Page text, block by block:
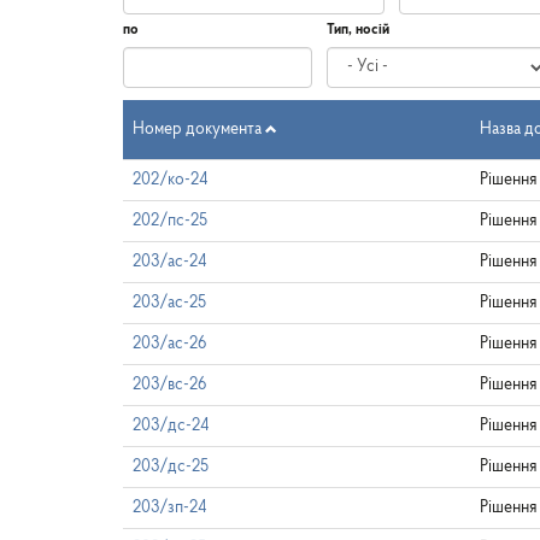
по
Дата
по
Тип, носій
Номер документа Назва
202/ко-24 Рішення
202/пс-25 Рішення
203/ас-24 Рішення
203/ас-25 Рішення
203/ас-26 Рішення
203/вс-26 Рішення
203/дс-24 Рішення
203/дс-25 Рішення
203/зп-24 Рішення